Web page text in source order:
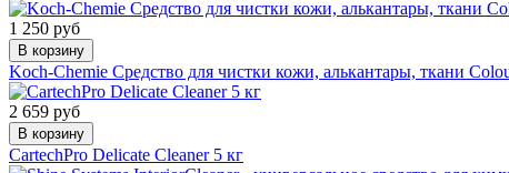
1 250 руб
В корзину
Koch-Chemie Средство для чистки кожи, алькантары, ткани
2 659 руб
В корзину
CartechPro Delicate Cleaner 5 кг